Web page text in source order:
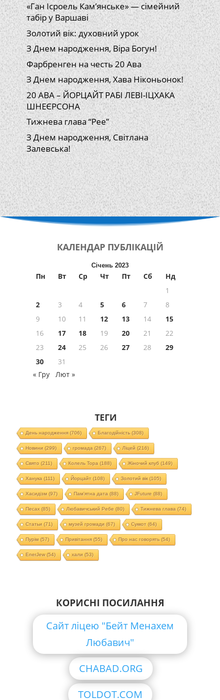
«Ган Ісроель Кам’янське» — сімейний
табір у Варшаві
Золотий вік: духовний урок
З Днем народження, Віра Богун!
Фарбренген на честь 20 Ава
З Днем народження, Хава Ніконьонок!
20 АВА – ЙОРЦАЙТ РАБІ ЛЕВІ-ІЦХАКА
ШНЕЄРСОНА
Тижнева глава “Рее”
З Днем народження, Світлана
Залевська!
КАЛЕНДАР ПУБЛІКАЦІЙ
Січень 2023
Пн Вт Ср Чт Пт Сб
Нд
1
2
3 4 5 6 7
8
9
10 11 12 13 14
15
16
17 18 19 20 21
22
23
24 25 26 27 28
29
30
31
« Гру
Лют »
ТЕГИ
День народження(706) Благодійність (308)
Новини (299) громада (267) Ліцей (216)
Свято (211) Колель Тора (188) Жіночий клуб (149)
Ханука (111) Йорцайт (108) Золотий вік(105)
Хасидізм (97) Пам'ятна дата (88) JFuture (88)
Песах(85) Любавичський Ребе (80) Тижнева глава (74)
Статьи (71) музей громади (67) Суккот (64)
Пурім (57) Привітання(55) Про нас говорять (54)
EnerJew(54) хали (53)
КОРИСНІ ПОСИЛАННЯ
Сайт ліцею "Бейт Менахем
Любавич"
CHABAD.ORG
TOLDOT.COM